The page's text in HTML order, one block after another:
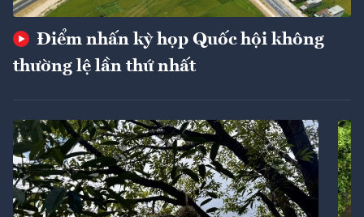
Điểm nhấn kỳ họp Quốc hội không
thường lệ lần thứ nhất